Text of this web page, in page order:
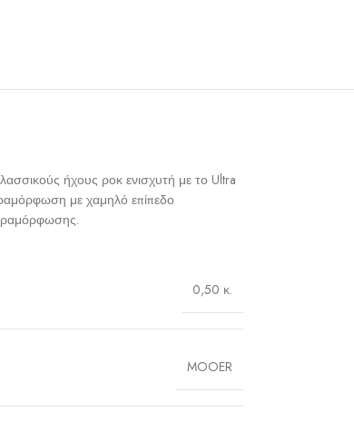
ήχους ροκ ενισχυτή με το Ultra
με χαμηλό επίπεδο
0,50 κ.
MOOER